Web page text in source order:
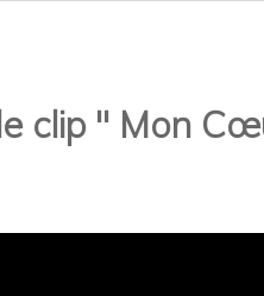
clip " Mon